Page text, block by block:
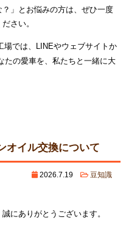
？」とお悩みの方は、ぜひ一度
さい。
場では、LINEやウェブサイトか
たの愛車を、私たちと一緒に大
オイル交換について
2026.7.19 豆知識
にありがとうございます。